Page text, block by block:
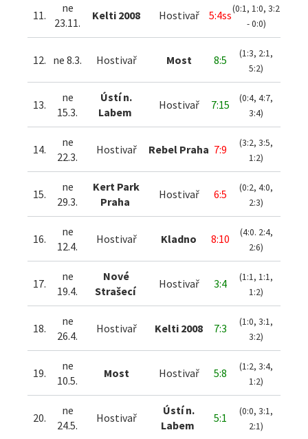
11.
ne
23.11.
Kelti 2008 Hostivař 5:4ss(0:1, 1:0, 3:2
- 0:0)
12. ne 8.3. Hostivař Most 8:5
(1:3, 2:1,
5:2)
13.
ne
15.3.
Ústí n.
Labem
Hostivař 7:15
(0:4, 4:7,
3:4)
14.
ne
22.3.
Hostivař Rebel Praha 7:9
(3:2, 3:5,
1:2)
15.
ne
29.3.
Kert Park
Praha
Hostivař 6:5
(0:2, 4:0,
2:3)
16.
ne
12.4.
Hostivař Kladno 8:10
(4:0. 2:4,
2:6)
17.
ne
19.4.
Nové
Strašecí
Hostivař 3:4
(1:1, 1:1,
1:2)
18.
ne
26.4.
Hostivař Kelti 2008 7:3
(1:0, 3:1,
3:2)
19.
ne
10.5.
Most Hostivař 5:8
(1:2, 3:4,
1:2)
20.
ne
24.5.
Hostivař
Ústí n.
Labem
5:1
(0:0, 3:1,
2:1)